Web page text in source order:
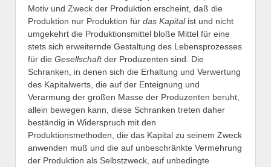
Motiv und Zweck der Produktion erscheint, daß die
Produktion nur Produktion für das Kapitalist und nicht
umgekehrt die Produktionsmittel bloße Mittel für eine
stets sich erweiternde Gestaltung des Lebensprozesses
für die Gesellschaftder Produzenten sind. Die
Schranken, in denen sich die Erhaltung und Verwertung
des Kapitalwerts, die auf der Enteignung und
Verarmung der großen Masse der Produzenten beruht,
allein bewegen kann, diese Schranken treten daher
beständig in Widerspruch mit den
Produktionsmethoden, die das Kapital zu seinem Zweck
anwenden muß und die auf unbeschränkte Vermehrung
der Produktion als Selbstzweck, auf unbedingte